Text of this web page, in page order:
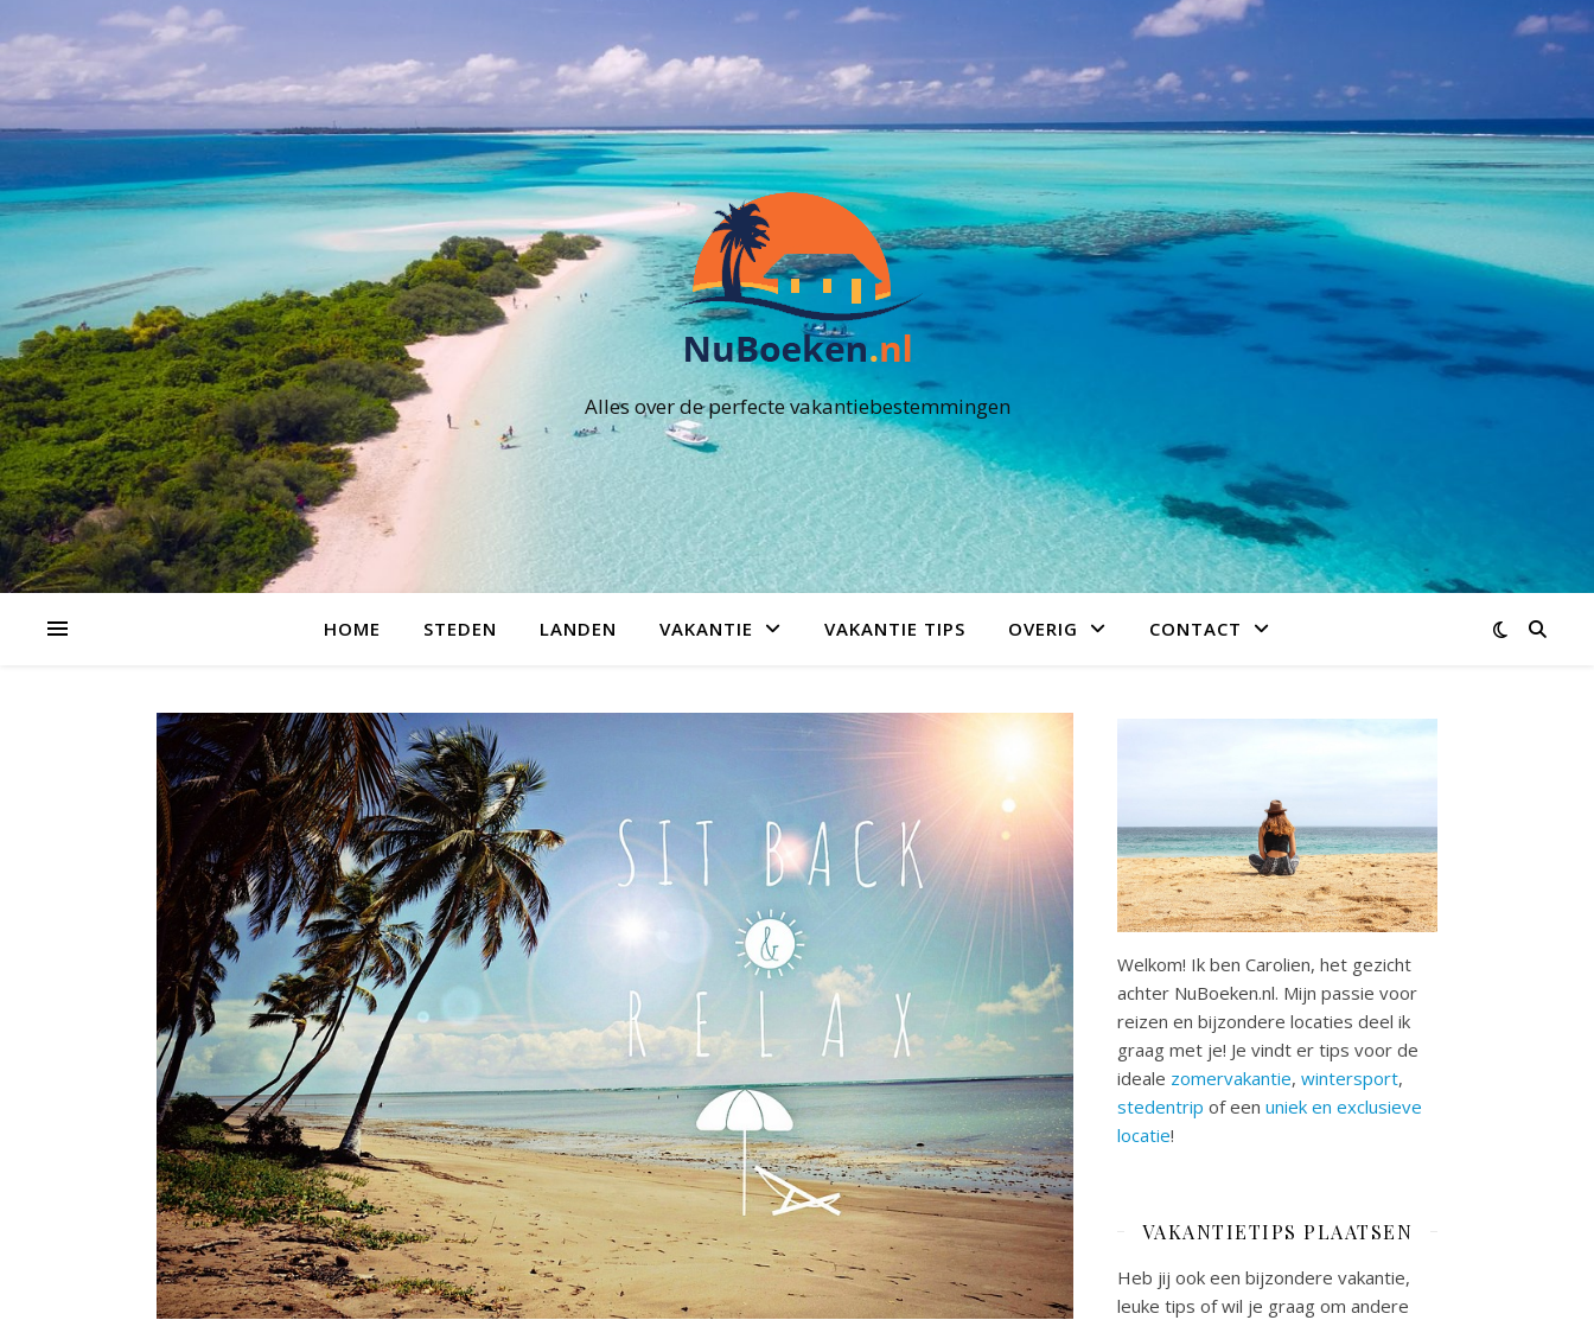
Alles over de perfecte vakantiebestemmingen
HOME STEDEN LANDEN VAKANTIE VAKANTIE TIPS OVERIG CONTACT
Welkom! Ik ben Carolien, het gezicht
achter NuBoeken.nl. Mijn passie voor
reizen en bijzondere locaties deel ik
graag met je! Je vindt er tips voor de
ideale zomervakantie, wintersport,
stedentrip of een uniek en exclusieve
locatie!
VAKANTIETIPS PLAATSEN
Heb jij ook een bijzondere vakantie,
leuke tips of wil je graag om andere